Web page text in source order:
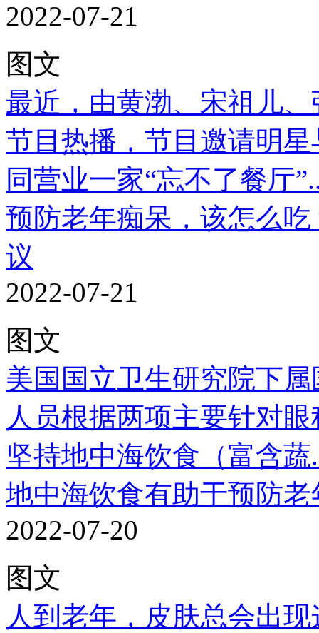
2022-07-21
图文
最近，由黄渤、宋祖儿
节目热播，节目邀请明
同营业一家“忘不了餐厅
预防老年痴呆，该怎么
议
2022-07-21
图文
美国国立卫生研究院下
人员根据两项主要针对
坚持地中海饮食（富含蔬
地中海饮食有助于预防老
2022-07-20
图文
人到老年，皮肤总会出